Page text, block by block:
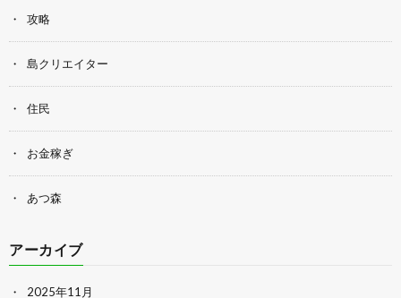
攻略
島クリエイター
住民
お金稼ぎ
あつ森
アーカイブ
2025年11月